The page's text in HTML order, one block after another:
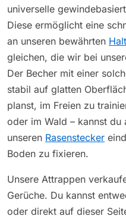
universelle
Diese ermöglicht eine
an unseren bewährten
gleichen, die wir bei
Der Becher mit einer
stabil auf glatten
planst, im Freien zu
oder im Wald – kannst du
unseren Rasenstecker
Boden zu fixieren.
Unsere Attrappen
Gerüche. Du kannst
oder direkt auf dieser